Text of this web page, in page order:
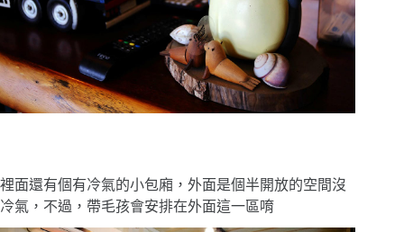
裡面還有個有冷氣的小包廂，外面是個半開放的空間沒
冷氣，不過，帶毛孩會安排在外面這一區唷